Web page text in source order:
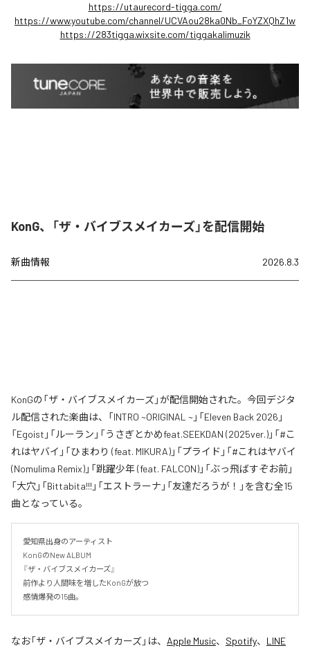
https://utaurecord-tigga.com/
https://www.youtube.com/channel/UCVAou28ka0Nb_FoYZXQhZ1w
https://283tigga.wixsite.com/tiggakalimuzik
KonG、「ザ・バイブスメイカーズ」を配信開始
新曲情報 2026.8.3
KonGの「ザ・バイブスメイカーズ」が配信開始された。今回デジタ
ル配信された楽曲は、「INTRO ~ORIGINAL ~」「Eleven Back 2026」
「Egoist」「ルーラン」「うさぎとかめfeat.SEEKDAN (2025ver.)」「#こ
れはヤバイ」「ひまわり (feat. MIKURA)」「プライド」「#これはヤバイ
(Nomulima Remix)」「跳躍少年 (feat. FALCON)」「ぶっ飛ばすぞお前」
「大穴」「Bittabita!!!」「エストラーナ」「友達だろうが！」を含む全15
曲となっている。
愛知県出身のアーティスト
KonGのNew ALBUM
『ザ・バイブスメイカーズ』
前作より人間味を増したKonGが放つ
感情爆発の15曲。
なお「ザ・バイブスメイカーズ」は、 Apple Music、 Spotify、 LINE